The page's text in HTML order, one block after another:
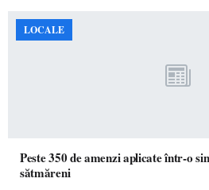
LOCALE
Peste 350 de amenzi aplicate într-o
sătmăreni